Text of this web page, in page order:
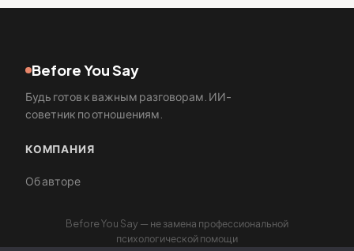
Before You Say
Будь готов к важным разговорам. ИИ-
советник по отношениям.
КОМПАНИЯ
Об авторе
Before You Say — не замена профессиональной
психологической помощи